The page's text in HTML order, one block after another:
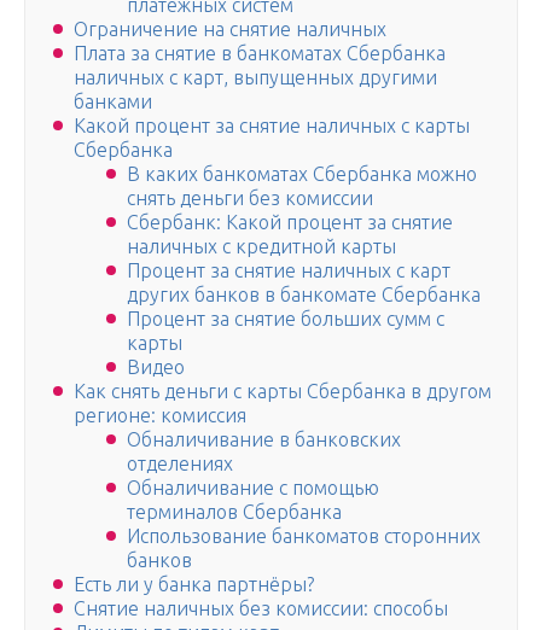
платежных систем
Ограничение на снятие наличных
Плата за снятие в банкоматах Сбербанка
наличных с карт, выпущенных другими
банками
Какой процент за снятие наличных с карты
Сбербанка
В каких банкоматах Сбербанка можно
снять деньги без комиссии
Сбербанк: Какой процент за снятие
наличных с кредитной карты
Процент за снятие наличных с карт
других банков в банкомате Сбербанка
Процент за снятие больших сумм с
карты
Видео
Как снять деньги с карты Сбербанка в другом
регионе: комиссия
Обналичивание в банковских
отделениях
Обналичивание с помощью
терминалов Сбербанка
Использование банкоматов сторонних
банков
Есть ли у банка партнёры?
Снятие наличных без комиссии: способы